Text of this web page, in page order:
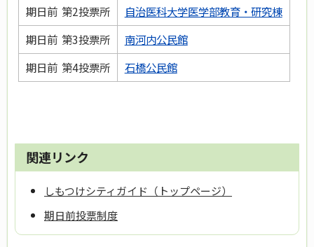
期日前 第2投票所
自治医科大学医学部教育・研究棟
期日前 第3投票所
南河内公民館
期日前 第4投票所
石橋公民館
関連リンク
しもつけシティガイド（トップページ）
期日前投票制度